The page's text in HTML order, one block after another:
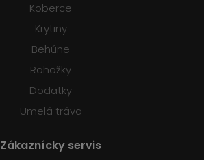
Koberce
Krytiny
Behúne
Rohožky
Dodatky
Umelá tráva
Zákaznícky servis